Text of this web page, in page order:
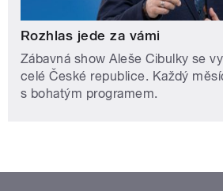
Rozhlas jede za vámi
Zábavná show Aleše Cibulky se
celé České republice. Každý
s bohatým programem.